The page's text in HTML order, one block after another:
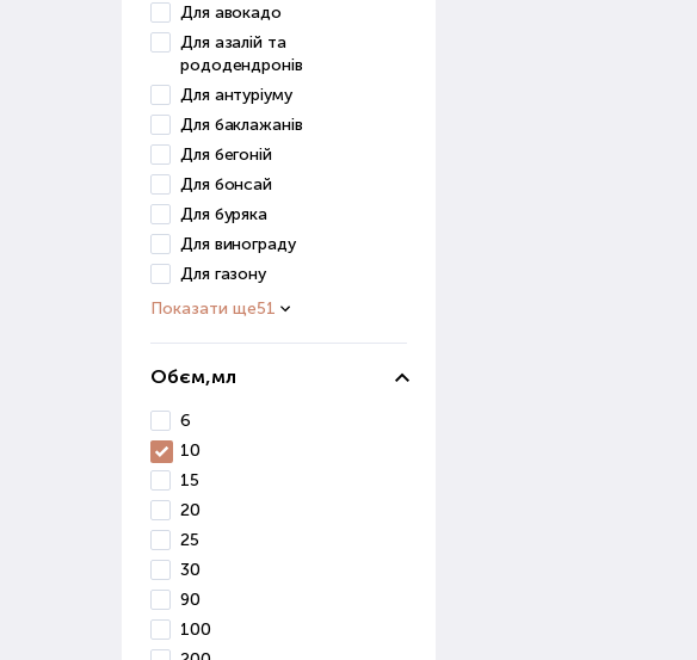
Для авокадо
Для азалій та
рододендронів
Для антуріуму
Для баклажанів
Для бегоній
Для бонсай
Для буряка
Для винограду
Для газону
Показати ще51
Обєм,мл
6
10
15
20
25
30
90
100